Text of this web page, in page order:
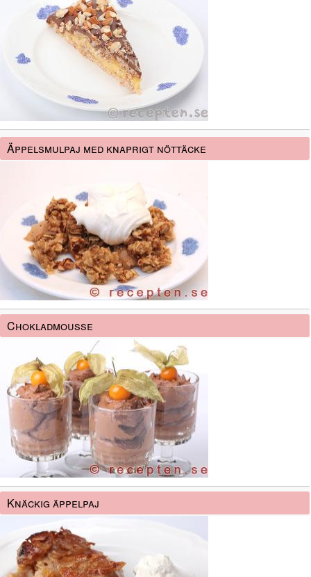
Äppelsmulpaj med knaprigt nöttäcke
Chokladmousse
Knäckig äppelpaj